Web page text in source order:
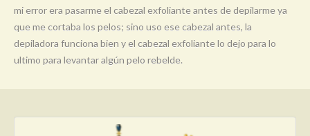
mi error era pasarme el cabezal exfoliante antes de depilarme ya
que me cortaba los pelos; sino uso ese cabezal antes, la
depiladora funciona bien y el cabezal exfoliante lo dejo para lo
ultimo para levantar algún pelo rebelde.